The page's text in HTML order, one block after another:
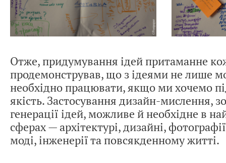
Отже, придумування ідей притаманне
продемонстрував, що з ідеями не лише
необхідно працювати, якщо ми хочемо
якість. Застосування дизайн-мислення,
генерації ідей, можливе й необхідне в
сферах — архітектурі, дизайні,
моді, інженерії та повсякденному житті.